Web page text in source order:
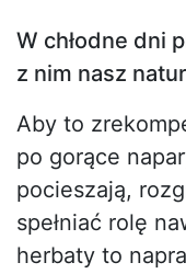
W chłodne dni
z nim nasz
Aby to
po gorące
pocieszają,
spełniać rolę
herbaty to